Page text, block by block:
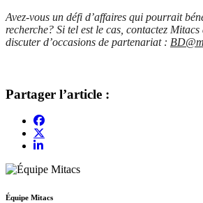
Avez-vous un défi d’affaires qui pourrait
recherche? Si tel est le cas, contactez
discuter d’occasions de partenariat :
Partager l’article :
Équipe Mitacs